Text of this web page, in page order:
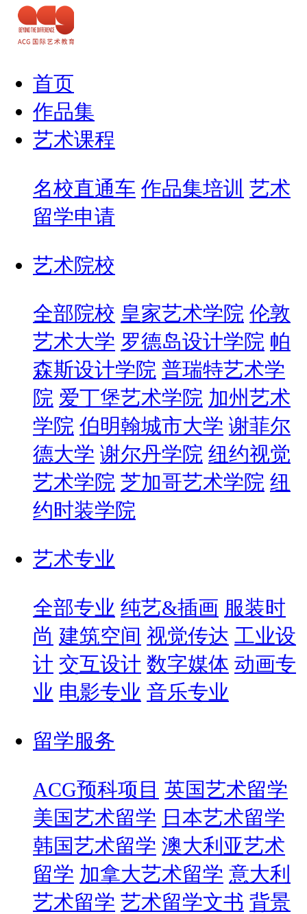
首页
作品集
艺术课程
名校直通车 作品集培训 艺术
留学申请
艺术院校
全部院校 皇家艺术学院 伦敦
艺术大学 罗德岛设计学院 帕
森斯设计学院 普瑞特艺术学
院 爱丁堡艺术学院 加州艺术
学院 伯明翰城市大学 谢菲尔
德大学 谢尔丹学院 纽约视觉
艺术学院 芝加哥艺术学院 纽
约时装学院
艺术专业
全部专业 纯艺&插画 服装时
尚 建筑空间 视觉传达 工业设
计 交互设计 数字媒体 动画专
业 电影专业 音乐专业
留学服务
ACG预科项目 英国艺术留学
美国艺术留学 日本艺术留学
韩国艺术留学 澳大利亚艺术
留学 加拿大艺术留学 意大利
艺术留学 艺术留学文书 背景